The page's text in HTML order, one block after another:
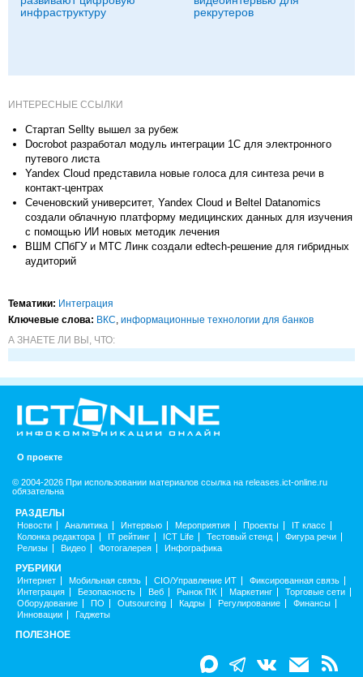
инфраструктуру
рекрутеров
ИНТЕРЕСНЫЕ ССЫЛКИ
Стартап Sellty вышел за рубеж
Docrobot разработал модуль интеграции 1C для электронного
путевого листа
Yandex Cloud представила новые голоса для синтеза речи в
контакт-центрах
Сеченовский университет, Yandex Cloud и Beltel Datanomics
создали облачную платформу медицинских данных для изучения
с помощью ИИ новых методик лечения
ВШМ СПбГУ и МТС Линк создали edtech-решение для гибридных
аудиторий
Тематики: Интеграция
Ключевые слова: ВКС, информационные технологии для банков
А ЗНАЕТЕ ЛИ ВЫ, ЧТО:
О проекте
© 2004-2026 При использовании материалов ссылка на releases.ict-online.ru
обязательна
РАЗДЕЛЫ
Новости Аналитика Интервью Мероприятия Проекты
IT класс
Колонка редактора
IT рейтинг ICT Life Тестовый стенд
Фигура речи
Релизы
Видео Фотогалерея Инфографика
РУБРИКИ
Интернет Мобильная связь CIO/Управление ИТ
Фиксированная связь
Интеграция
Безопасность Веб Рынок ПК Маркетинг
Торговые сети
Оборудование
ПО Outsourcing Кадры Регулирование
Финансы
Инновации
Гаджеты
ПОЛЕЗНОЕ